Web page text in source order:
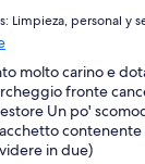
Limpieza, personal y
molto carino e
fronte
Un po'
in due)